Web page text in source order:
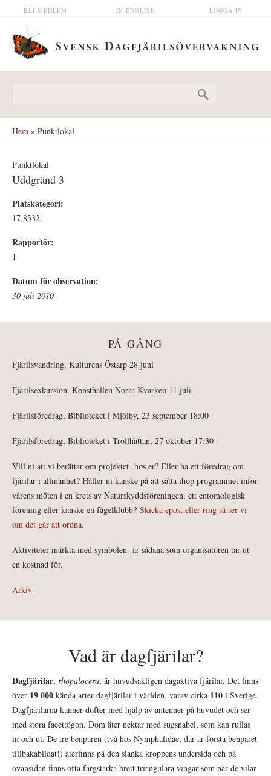
Hoppa till huvudinnehåll LOGGA IN
IN ENGLISH
BLI MEDLEM
Hem » Punktlokal
Punktlokal
Uddgränd 3
Platskategori:
17.8332
Rapportör:
1
Datum för observation:
30 juli 2010
PÅ GÅNG
Fjärilsvandring, Kulturens Östarp 28 juni
Fjärilsexkursion, Konsthallen Norra Kvarken 11 juli
Fjärilsföredrag, Biblioteket i Mjölby, 23 september 18:00
Fjärilsföredrag, Biblioteket i Trollhättan, 27 oktober 17:30
Vill ni att vi berättar om projektet hos er? Eller ha ett föredrag om
fjärilar i allmänhet? Håller ni kanske på att sätta ihop programmet inför
vårens möten i en krets av Naturskyddsföreningen, ett entomologisk
förening eller kanske en fågelklubb? Skicka epost eller ring så ser vi
om det går att ordna.
Aktiviteter märkta med symbolen är sådana som organisatören tar ut
en kostnad för.
Arkiv
Vad är dagfjärilar?
Dagfjärilar, rhopalocera, är huvudsakligen dagaktiva fjärilar. Det finns
över 19 000 kända arter dagfjärilar i världen, varav cirka 110 i Sverige.
Dagfjärilarna känner dofter med hjälp av antenner på huvudet och ser
med stora facettögon. Dom äter nektar med sugsnabel, som kan rullas
in och ut. De tre benparen (två hos Nymphalidae, där är första benparet
tillbakabildat!) återfinns på den slanka kroppens undersida och på
ovansidan finns ofta färgstarka brett triangulära vingar som när de vilar